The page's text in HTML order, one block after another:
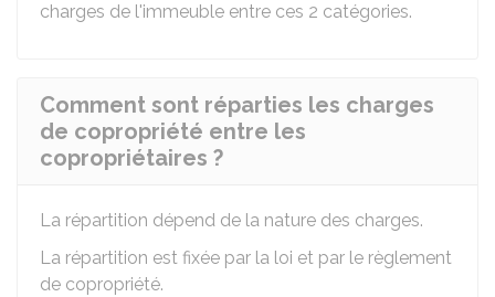
charges de l'immeuble entre ces 2 catégories.
Comment sont réparties les charges
de copropriété entre les
copropriétaires ?
La répartition dépend de la nature des charges.
La répartition est fixée par la loi et par le règlement
de copropriété.